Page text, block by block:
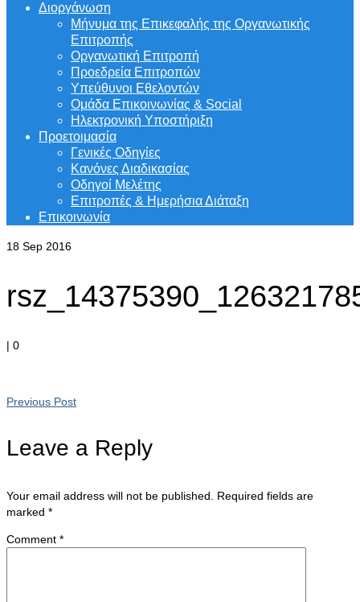
Διοργάνωση
Μήνυμα της Επικεφαλής της Οργανωτικής
Επιτροπής
Οργανωτική Επιτροπή
Προεδρεία Επιτροπών
Υπεύθυνοι Εθελοντών
Ομάδα Επικοινωνίας & Social
Ηλεκτρονική Υποστήριξη
Προετοιμασία
Γενικές Οδηγίες
Κανόνες Διαδικασίας
Οδηγοί Μελέτης
Επιτροπές & Ημερήσια Διάταξη
Επικοινωνία
18 Sep 2016
| 0
Previous Post
Leave a Reply
Your email address will not be published.
Required fields are
marked *
Comment *